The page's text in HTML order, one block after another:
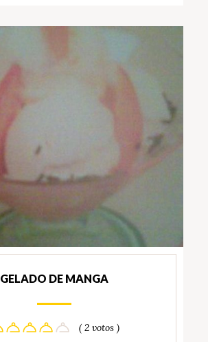
GELADO DE MANGA
( 2 votos )